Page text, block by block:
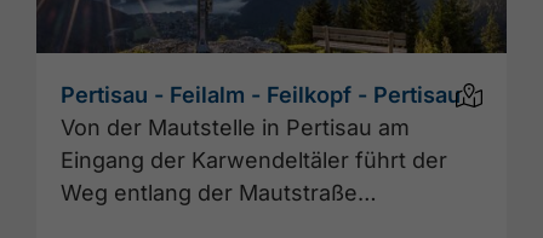
Pertisau - Feilalm - Feilkopf - Pertisau
Von der Mautstelle in Pertisau am
Eingang der Karwendeltäler führt der
Weg entlang der Mautstraße…